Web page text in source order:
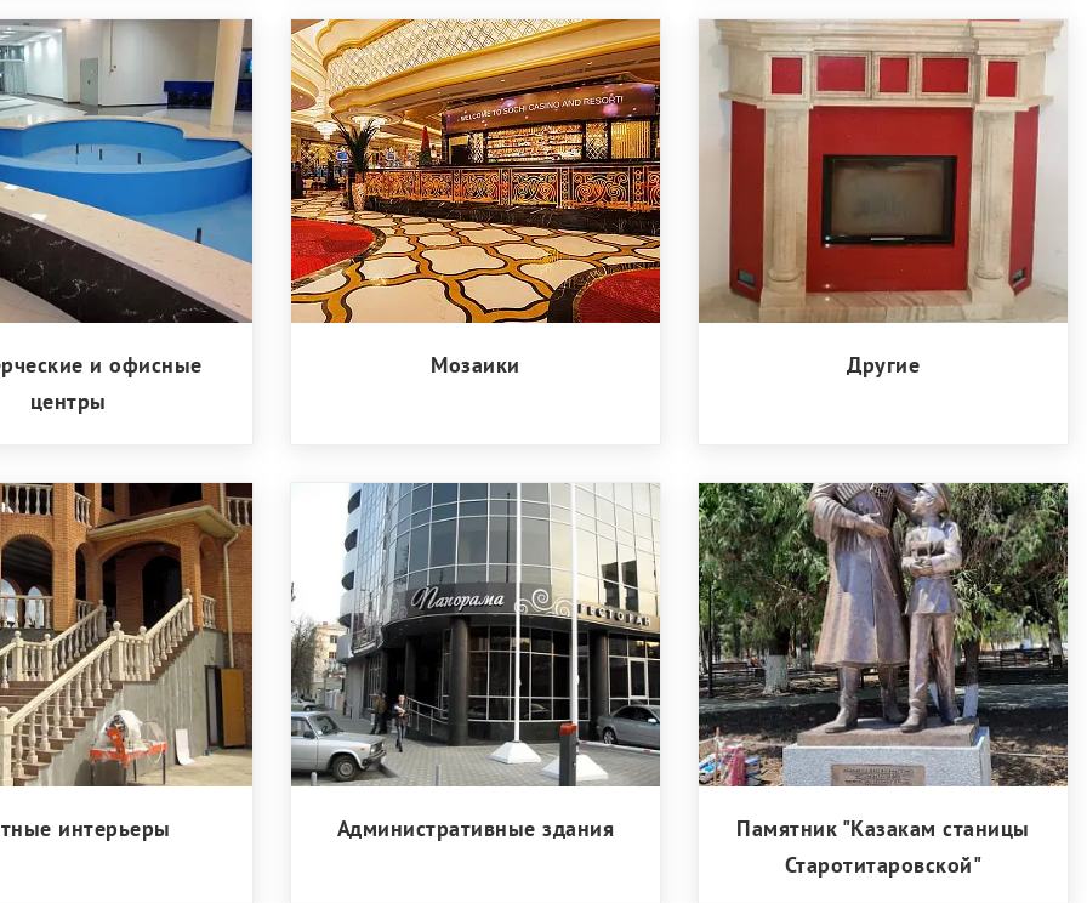
и офисные
центры
Мозаики Другие
интерьеры Административные здания
Памятник "Казакам станицы
Старотитаровской"